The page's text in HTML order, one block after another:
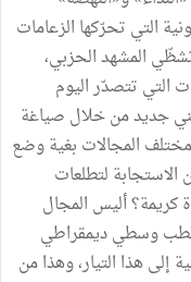
التي تحرّكها الزعامات
المشهد الحزبي،
التي تتصدّر اليوم
جديد من خلال صياغة
المجالات بغية وضع
لتطلعات
كريمة؟ أليس المجال
قطب وسطي ديمقراطي
إلى هذا التيار، وهذا من